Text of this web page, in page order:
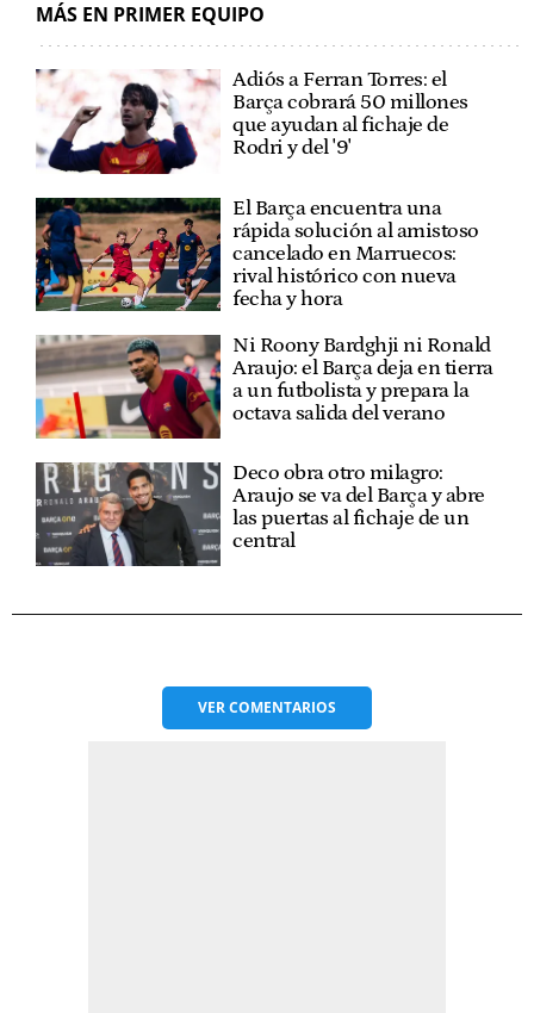
MÁS EN PRIMER EQUIPO
Adiós a Ferran Torres: el
Barça cobrará 50 millones
que ayudan al fichaje de
Rodri y del '9'
El Barça encuentra una
rápida solución al amistoso
cancelado en Marruecos:
rival histórico con nueva
fecha y hora
Ni Roony Bardghji ni Ronald
Araujo: el Barça deja en tierra
a un futbolista y prepara la
octava salida del verano
Deco obra otro milagro:
Araujo se va del Barça y abre
las puertas al fichaje de un
central
VERCOMENTARIOS